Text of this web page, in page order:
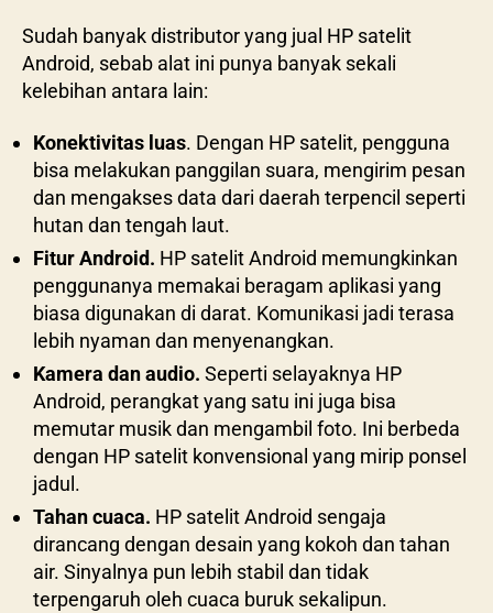
Sudah banyak distributor yang jual HP satelit
Android, sebab alat ini punya banyak sekali
kelebihan antara lain:
Konektivitas luas. Dengan HP satelit, pengguna
bisa melakukan panggilan suara, mengirim pesan
dan mengakses data dari daerah terpencil seperti
hutan dan tengah laut.
Fitur Android. HP satelit Android memungkinkan
penggunanya memakai beragam aplikasi yang
biasa digunakan di darat. Komunikasi jadi terasa
lebih nyaman dan menyenangkan.
Kamera dan audio. Seperti selayaknya HP
Android, perangkat yang satu ini juga bisa
memutar musik dan mengambil foto. Ini berbeda
dengan HP satelit konvensional yang mirip ponsel
jadul.
Tahan cuaca. HP satelit Android sengaja
dirancang dengan desain yang kokoh dan tahan
air. Sinyalnya pun lebih stabil dan tidak
terpengaruh oleh cuaca buruk sekalipun.